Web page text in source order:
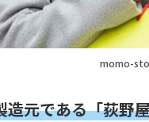
momo-
造元である「荻野